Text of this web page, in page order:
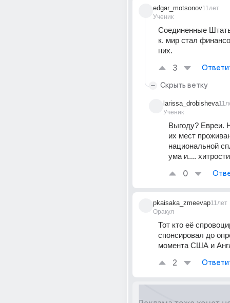
edgar_motsonov
Ученик
11лет
Соединенные
к. мир стал
них.
3
Скрыть ветку
larissa_drobisheva
Ученик
Выгоду? Евреи.
их мест
национальной
ума и....
0
pkaisaka_zmeevap
Оракул
11лет
Тот кто её
спонсировал до
момента США и
2